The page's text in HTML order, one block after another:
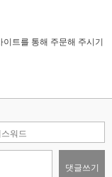
트를 통해 주문해 주시기
댓글쓰기